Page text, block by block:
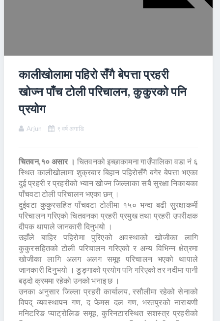
कालीखोलामा पहिरो सँगै बेपत्ता प्रहरी
खोज्न पाँच टोली परिचालन, कुकुरको पनि
प्रयोग
Arjun ९ वर्ष अगाडि
चितवन,१० असार । चितवनको इच्छाकामना गाउँपालिका वडा नं ६
स्थित कालीखोलामा शुक्रबार बिहान पहिरोसँगै बगेर बेपत्ता भएका
दुई प्रहरी र प्रहरीको भ्यान खोज्न जिल्लाका सबै सुरक्षा निकायका
पाँचवटा टोली परिचालन भएका छन् ।
दुईवटा कुकुरसहित पाँचवटा टोलीमा १५० भन्दा बढी सुरक्षाकर्मी
परिचालन गरिएको चितवनका प्रहरी प्रमुख तथा प्रहरी उपरीक्षक
दीपक थापाले जानकारी दिनुभयो ।
उहाँले बाहिर पहिरोमा पुरिएको अवस्थाको खोजीका लागि
कुकुरसहितको टोली परिचालन गरिएको र अन्य विभिन्न क्षेत्रमा
खोजीका लागि अलग अलग समूह परिचालन भएको थापाले
जानकारी दिनुभयो । डुङ्गाको प्रयोग पनि गरिएको तर नदीमा पानी
बढ्दो क्रममा रहेको उनको भनाइ छ ।
उनका अनुसार जिल्ला प्रहरी कार्यालय, रसौलीमा रहेको सेनाको
विपद् व्यवस्थापन गण, द फेमस दल गण, भरतपुरको नारायणी
मनिटरिङ प्याट्रोलिङ समूह, कुरिनटारस्थित सशस्त्र प्रहरीको